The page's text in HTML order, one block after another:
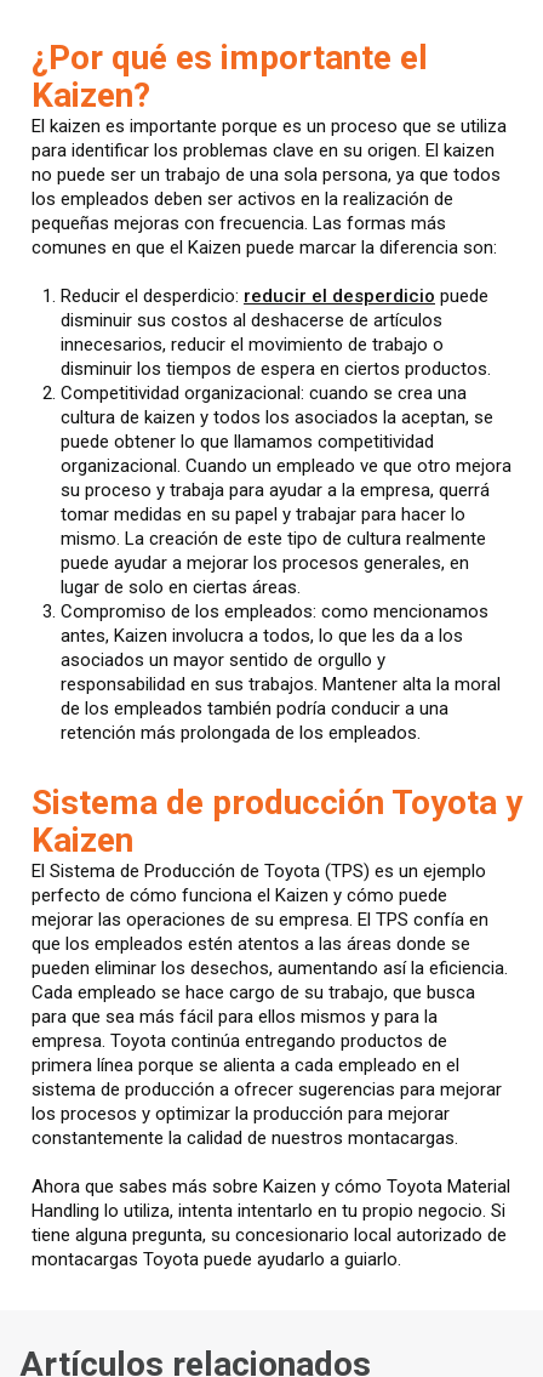
¿Por qué es importante el
Kaizen?
El kaizen es importante porque es un proceso que se utiliza
para identificar los problemas clave en su origen. El kaizen
no puede ser un trabajo de una sola persona, ya que todos
los empleados deben ser activos en la realización de
pequeñas mejoras con frecuencia. Las formas más
comunes en que el Kaizen puede marcar la diferencia son:
Reducir el desperdicio: reducir el desperdicio puede
disminuir sus costos al deshacerse de artículos
innecesarios, reducir el movimiento de trabajo o
disminuir los tiempos de espera en ciertos productos.
Competitividad organizacional: cuando se crea una
cultura de kaizen y todos los asociados la aceptan, se
puede obtener lo que llamamos competitividad
organizacional. Cuando un empleado ve que otro mejora
su proceso y trabaja para ayudar a la empresa, querrá
tomar medidas en su papel y trabajar para hacer lo
mismo. La creación de este tipo de cultura realmente
puede ayudar a mejorar los procesos generales, en
lugar de solo en ciertas áreas.
Compromiso de los empleados: como mencionamos
antes, Kaizen involucra a todos, lo que les da a los
asociados un mayor sentido de orgullo y
responsabilidad en sus trabajos. Mantener alta la moral
de los empleados también podría conducir a una
retención más prolongada de los empleados.
Sistema de producción Toyota y
Kaizen
El Sistema de Producción de Toyota (TPS) es un ejemplo
perfecto de cómo funciona el Kaizen y cómo puede
mejorar las operaciones de su empresa. El TPS confía en
que los empleados estén atentos a las áreas donde se
pueden eliminar los desechos, aumentando así la eficiencia.
Cada empleado se hace cargo de su trabajo, que busca
para que sea más fácil para ellos mismos y para la
empresa. Toyota continúa entregando productos de
primera línea porque se alienta a cada empleado en el
sistema de producción a ofrecer sugerencias para mejorar
los procesos y optimizar la producción para mejorar
constantemente la calidad de nuestros montacargas.
Ahora que sabes más sobre Kaizen y cómo Toyota Material
Handling lo utiliza, intenta intentarlo en tu propio negocio. Si
tiene alguna pregunta, su concesionario local autorizado de
montacargas Toyota puede ayudarlo a guiarlo.
Artículos relacionados